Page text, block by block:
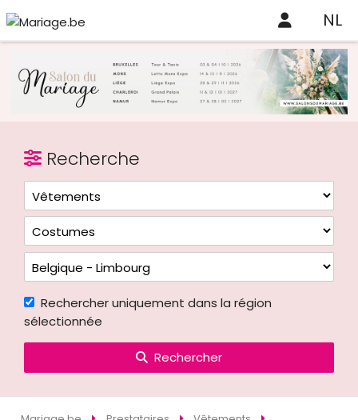
NL
Recherche
Rechercher uniquement dans la région
sélectionnée
Rechercher